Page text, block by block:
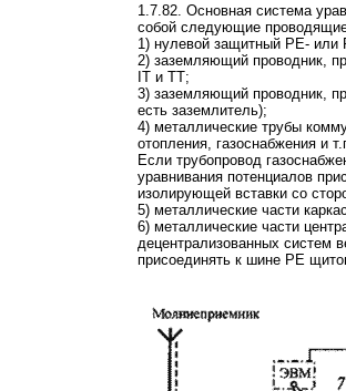
1.7.82. Основная система
собой следующие
1) нулевой защитный РЕ- или
2) заземляющий проводник,
IT и ТТ;
3) заземляющий проводник,
есть заземлитель);
4) металлические трубы
отопления, газоснабжения и
Если трубопровод
уравнивания потенциалов
изолирующей вставки со
5) металлические части
6) металлические части
децентрализованных систем
присоединять к шине РЕ